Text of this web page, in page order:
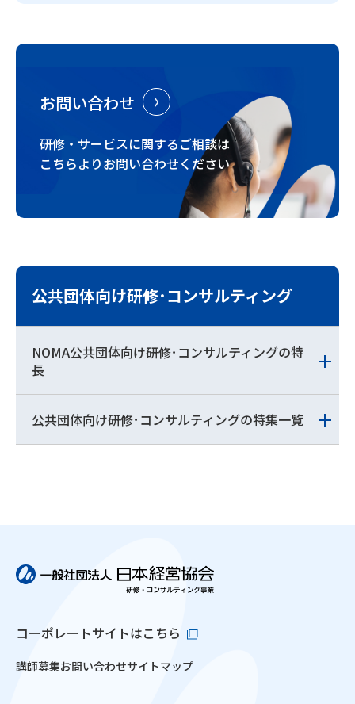
お問い合わせ
研修・サービスに関するご相談は
こちらよりお問い合わせください
公共団体向け研修･コンサルティング
NOMA公共団体向け研修･コンサルティングの特
長
公共団体向け研修･コンサルティングの特集一覧
コーポレートサイトはこちら
講師募集お問い合わせサイトマップ